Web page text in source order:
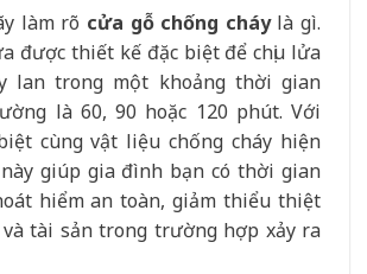
làm rõ cửa gỗ chống cháylà gì.
được thiết kế đặc biệt để chịu lửa
lan trong một khoảng thời gian
là 60, 90 hoặc 120 phút. Với
cùng vật liệu chống cháy hiện
giúp gia đình bạn có thời gian
hiểm an toàn, giảm thiểu thiệt
tài sản trong trường hợp xảy ra